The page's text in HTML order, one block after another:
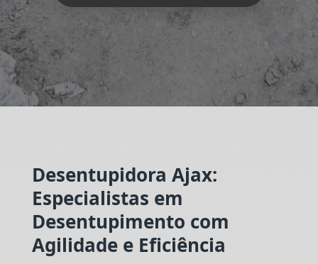
Desentupidora Ajax:
Especialistas em
Desentupimento com
Agilidade e Eficiência